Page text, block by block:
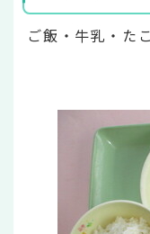
ご飯・牛乳・た